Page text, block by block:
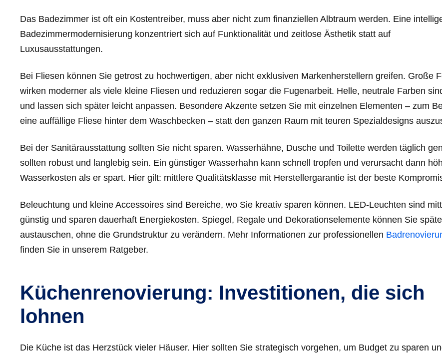
Das Badezimmer ist oft ein Kostentreiber, muss aber nicht zum finanziellen Albtraum werden. Eine
Badezimmermodernisierung konzentriert sich auf Funktionalität und zeitlose Ästhetik statt auf
Luxusausstattungen.
Bei Fliesen können Sie getrost zu hochwertigen, aber nicht exklusiven Markenherstellern greifen. Große
wirken moderner als viele kleine Fliesen und reduzieren sogar die Fugenarbeit. Helle, neutrale Farben
und lassen sich später leicht anpassen. Besondere Akzente setzen Sie mit einzelnen Elementen – zum
eine auffällige Fliese hinter dem Waschbecken – statt den ganzen Raum mit teuren Spezialdesigns
Bei der Sanitärausstattung sollten Sie nicht sparen. Wasserhähne, Dusche und Toilette werden täglich
sollten robust und langlebig sein. Ein günstiger Wasserhahn kann schnell tropfen und verursacht dann
Wasserkosten als er spart. Hier gilt: mittlere Qualitätsklasse mit Herstellergarantie ist der beste
Beleuchtung und kleine Accessoires sind Bereiche, wo Sie kreativ sparen können. LED-Leuchten sind
günstig und sparen dauerhaft Energiekosten. Spiegel, Regale und Dekorationselemente können Sie
austauschen, ohne die Grundstruktur zu verändern. Mehr Informationen zur professionellen
finden Sie in unserem Ratgeber.
Küchenrenovierung: Investitionen, die sich
lohnen
Die Küche ist das Herzstück vieler Häuser. Hier sollten Sie strategisch vorgehen, um Budget zu sparen